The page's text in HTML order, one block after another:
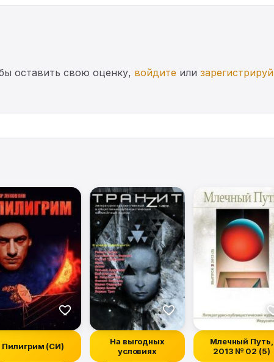
оставить свою оценку, войдите или
Пилигрим (СИ)
На выгодных
условиях
Млечный Путь,
2013 № 02 (5)